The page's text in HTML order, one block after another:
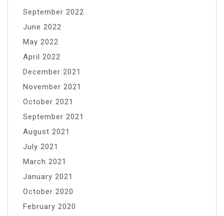
September 2022
June 2022
May 2022
April 2022
December 2021
November 2021
October 2021
September 2021
August 2021
July 2021
March 2021
January 2021
October 2020
February 2020